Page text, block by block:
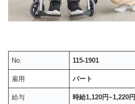
No. 115-1901
雇用 パート
給与 時給1,120円~1,220円